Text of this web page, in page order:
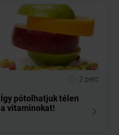
2 perc
Így pótolhatjuk télen
a vitaminokat!